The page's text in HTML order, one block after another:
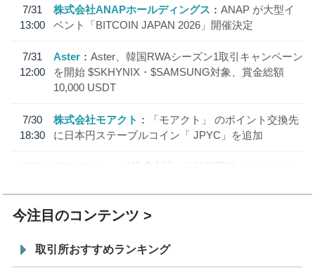
7/31
13:00
株式会社ANAPホールディングス
ANAP が大型イ
ベント「BITCOIN JAPAN 2026」開催決定
7/31
12:00
Aster
Aster、韓国RWAシーズン1取引キャンペーン
を開始 $SKHYNIX・$SAMSUNG対象、賞金総額
10,000 USDT
7/30
18:30
株式会社モアクト
「モアクト」 のポイント交換先
に日本円ステーブルコイン「 JPYC」を追加
7/29
SBI VCトレード株式会社
信託型円建てステーブル
今注目のコンテンツ
取引所おすすめランキング